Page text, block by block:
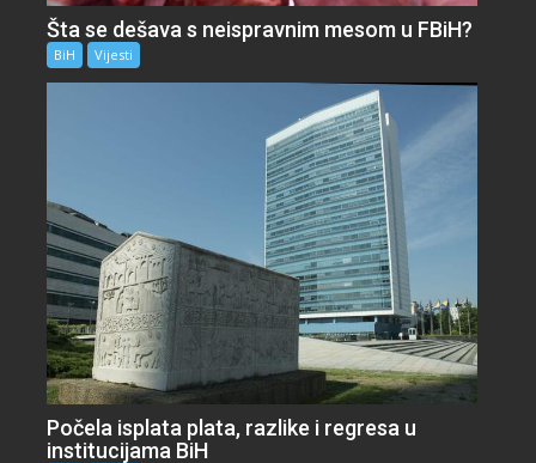
Šta se dešava s neispravnim mesom u FBiH?
BiH Vijesti
Počela isplata plata, razlike i regresa u
institucijama BiH